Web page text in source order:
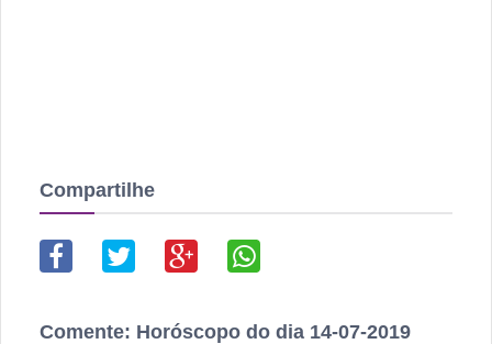
Compartilhe
Comente: Horóscopo do dia 14-07-2019